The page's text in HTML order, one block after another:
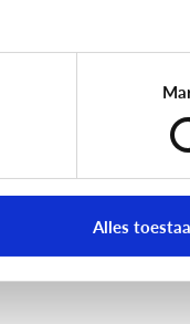
Alles